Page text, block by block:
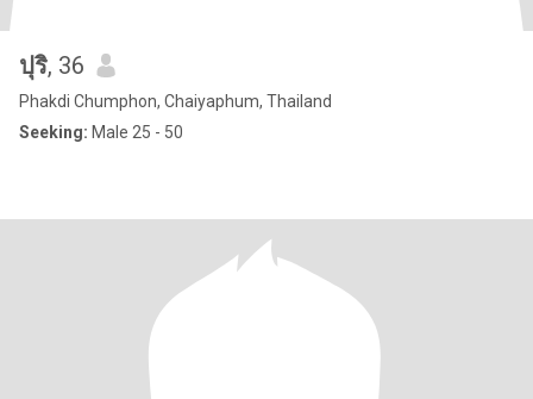
ปุริ, 36
Phakdi Chumphon, Chaiyaphum, Thailand
Seeking: Male 25 - 50